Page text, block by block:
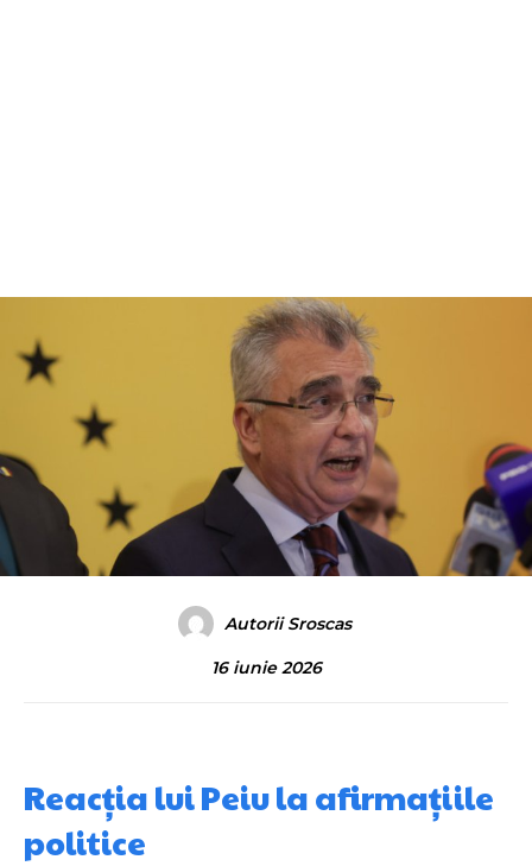
Autorii Sroscas
16 iunie 2026
Reacția lui Peiu la afirmațiile
politice